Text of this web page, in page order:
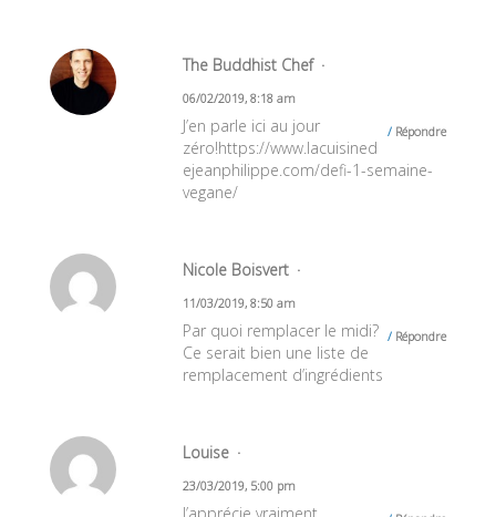
The Buddhist Chef
06/02/2019, 8:18 am
Répondre
J’en parle ici au jour
zéro!https://www.lacuisined
ejeanphilippe.com/defi-1-semaine-
vegane/
Nicole Boisvert
11/03/2019, 8:50 am
Répondre
Par quoi remplacer le midi?
Ce serait bien une liste de
remplacement d’ingrédients
Louise
23/03/2019, 5:00 pm